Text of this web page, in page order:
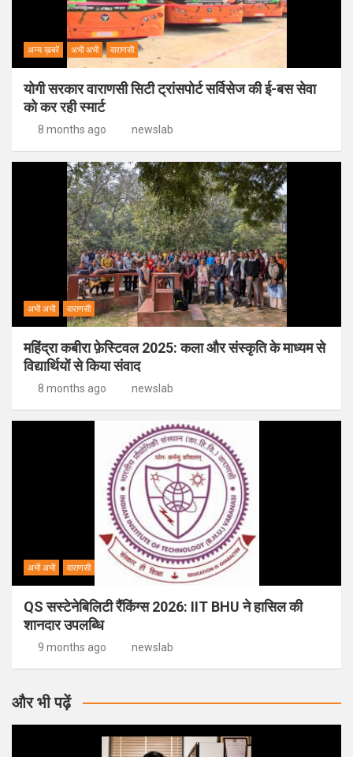
अन्य ख़बरें अभी अभी वाराणसी
योगी सरकार वाराणसी सिटी ट्रांसपोर्ट सर्विसेज की ई-बस सेवा
को कर रही स्मार्ट
8 months ago newslab
अभी अभी वाराणसी
महिंद्रा कबीरा फ़ेस्टिवल 2025: कला और संस्कृति के माध्यम से
विद्यार्थियों से किया संवाद
8 months ago newslab
अभी अभी वाराणसी
QS सस्टेनेबिलिटी रैंकिंग्स 2026: IIT BHU ने हासिल की
शानदार उपलब्धि
9 months ago newslab
और भी पढ़ें